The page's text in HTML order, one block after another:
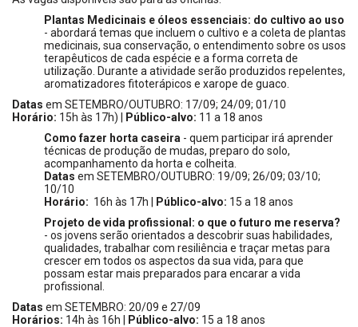
Plantas Medicinais e óleos essenciais: do cultivo ao uso
- abordará temas que incluem o cultivo e a coleta de plantas
medicinais, sua conservação, o entendimento sobre os usos
terapêuticos de cada espécie e a forma correta de
utilização. Durante a atividade serão produzidos repelentes,
aromatizadores fitoterápicos e xarope de guaco.
Datas em SETEMBRO/OUTUBRO: 17/09; 24/09; 01/10
Horário: 15h às 17h) | Público-alvo: 11 a 18 anos
Como fazer horta caseira - quem participar irá aprender
técnicas de produção de mudas, preparo do solo,
acompanhamento da horta e colheita.
Datas em SETEMBRO/OUTUBRO: 19/09; 26/09; 03/10;
10/10
Horário: 16h às 17h | Público-alvo: 15 a 18 anos
Projeto de vida profissional: o que o futuro me reserva?
- os jovens serão orientados a descobrir suas habilidades,
qualidades, trabalhar com resiliência e traçar metas para
crescer em todos os aspectos da sua vida, para que
possam estar mais preparados para encarar a vida
profissional.
Datas em SETEMBRO: 20/09 e 27/09
Horários: 14h às 16h | Público-alvo: 15 a 18 anos